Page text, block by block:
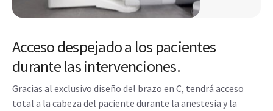
Acceso despejado a los pacientes
durante las intervenciones.
Gracias al exclusivo diseño del brazo en C, tendrá acceso
total a la cabeza del paciente durante la anestesia y la